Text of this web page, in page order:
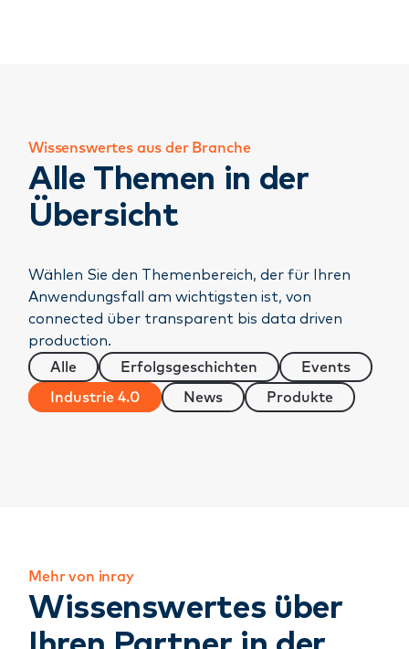
Wissenswertes aus der Branche
Alle Themen in der
Übersicht
Wählen Sie den Themenbereich, der für Ihren
Anwendungsfall am wichtigsten ist, von
connected über transparent bis data driven
production.
Alle Erfolgsgeschichten
Events
Industrie 4.0
News Produkte
Mehr von inray
Wissenswertes über